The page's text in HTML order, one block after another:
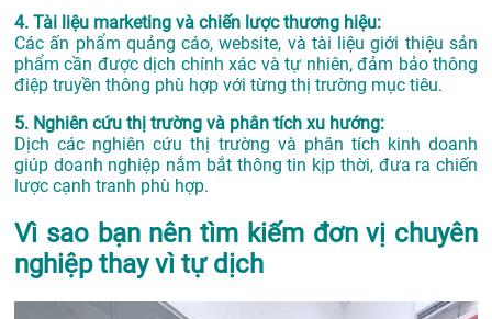
4. Tài liệu marketing và chiến lược thương hiệu:
Các ấn phẩm quảng cáo, website, và tài liệu giới thiệu sản
phẩm cần được dịch chính xác và tự nhiên, đảm bảo thông
điệp truyền thông phù hợp với từng thị trường mục tiêu.
5. Nghiên cứu thị trường và phân tích xu hướng:
Dịch các nghiên cứu thị trường và phân tích kinh doanh
giúp doanh nghiệp nắm bắt thông tin kịp thời, đưa ra chiến
lược cạnh tranh phù hợp.
Vì sao bạn nên tìm kiếm đơn vị chuyên
nghiệp thay vì tự dịch